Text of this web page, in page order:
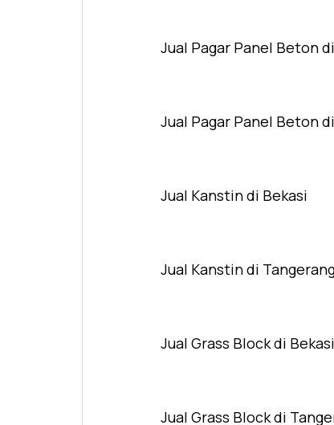
Jual Pagar Panel Beton
Jual Pagar Panel Beton
Jual Kanstin di Bekasi
Jual Kanstin di
Jual Grass Block di Bekasi
Jual Grass Block di